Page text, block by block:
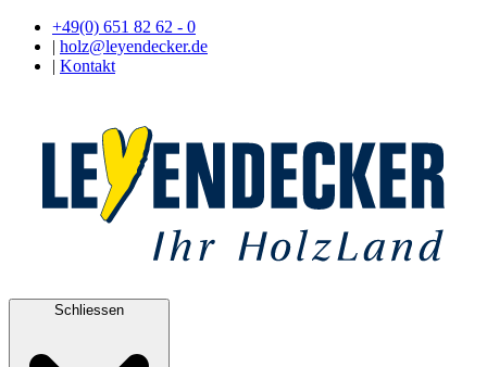
+49(0) 651 82 62 - 0
| holz@leyendecker.de
| Kontakt
Schliessen